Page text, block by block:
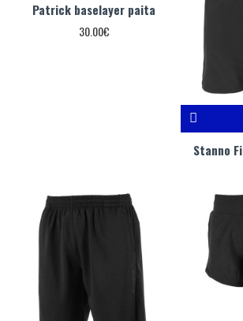
Patrick baselayer paita
30.00€
Stanno